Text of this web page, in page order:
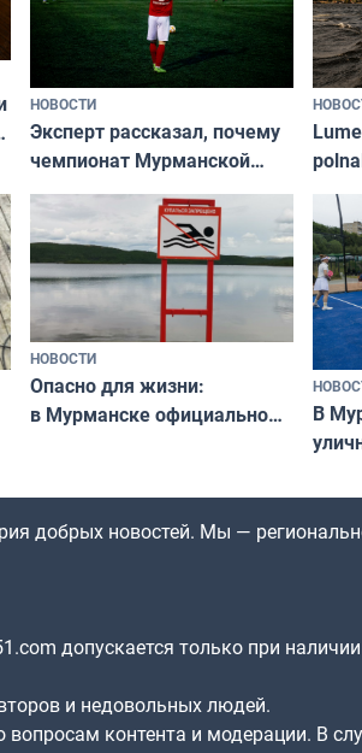
НОВОСТИ
Эксперт рассказал, почему
чемпионат Мурманской
области по футболу остался
незамеченным
НОВОСТИ
Опасно для жизни:
в Мурманске официально
В
добрых новостей. Мы —
допускается только при
и недовольных людей.
контента и модерации. В